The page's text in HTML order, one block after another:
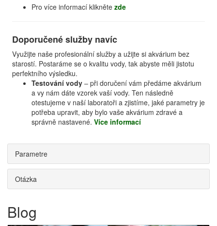
Pro více informací klikněte zde
Doporučené služby navíc
Využijte naše profesionální služby a užijte si akvárium bez
starostí. Postaráme se o kvalitu vody, tak abyste měli jistotu
perfektního výsledku.
Testování vody – při doručení vám předáme akvárium
a vy nám dáte vzorek vaší vody. Ten následně
otestujeme v naší laboratoři a zjistíme, jaké parametry je
potřeba upravit, aby bylo vaše akvárium zdravé a
správně nastavené. Více informací
Parametre
Otázka
Blog